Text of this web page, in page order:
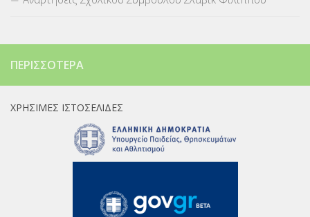
ΠΕΡΙΣΣΌΤΕΡΑ
ΧΡΉΣΙΜΕΣ ΙΣΤΟΣΕΛΊΔΕΣ